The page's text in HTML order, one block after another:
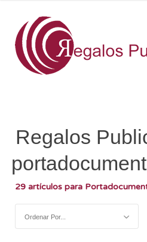
Regalos
29 artículos para